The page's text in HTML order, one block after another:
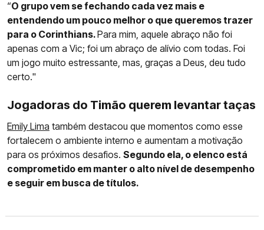
“O grupo vem se fechando cada vez mais e
entendendo um pouco melhor o que queremos trazer
para o Corinthians.Para mim, aquele abraço não foi
apenas com a Vic; foi um abraço de alívio com todas. Foi
um jogo muito estressante, mas, graças a Deus, deu tudo
certo."
Jogadoras do Timão querem levantar taças
Emily Lima também destacou que momentos como esse
fortalecem o ambiente interno e aumentam a motivação
para os próximos desafios. Segundo ela, o elenco está
comprometido em manter o alto nível de desempenho
e seguir em busca de títulos.